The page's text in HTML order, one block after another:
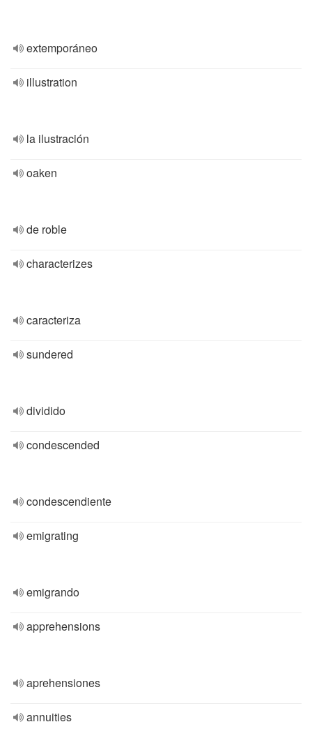
extemporáneo
illustration
la ilustración
oaken
de roble
characterizes
caracteriza
sundered
dividido
condescended
condescendiente
emigrating
emigrando
apprehensions
aprehensiones
annuities